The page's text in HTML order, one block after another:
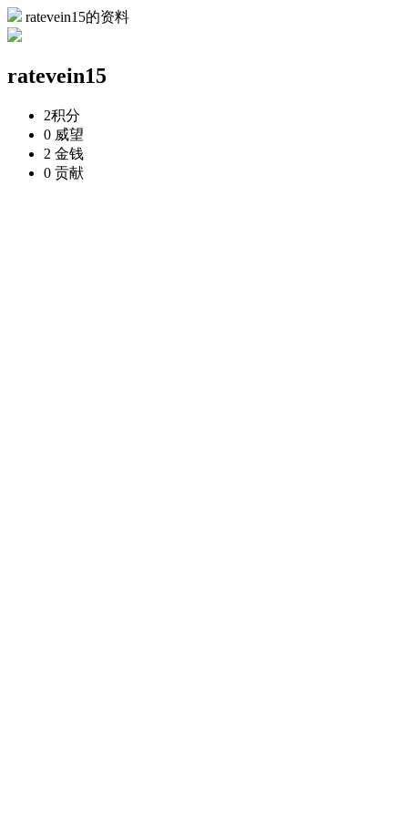
ratevein15的资料
ratevein15
2积分
0 威望
2 金钱
0 贡献